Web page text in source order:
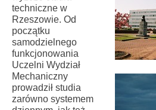
techniczne w
Rzeszowie. Od
początku
samodzielnego
funkcjonowania
Uczelni Wydział
Mechaniczny
prowadził studia
zarówno systemem